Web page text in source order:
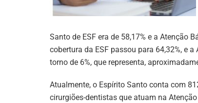
Santo de ESF era de 58,17% e a Atenção
cobertura da ESF passou para 64,32%, e
torno de 6%, que representa,
Atualmente, o Espírito Santo conta com
cirurgiões-dentistas que atuam na